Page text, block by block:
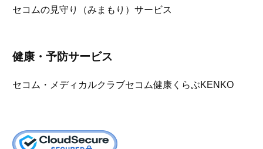
セコムの見守り（みまもり）サービス
健康・予防サービス
セコム・メディカルクラブセコム健康くらぶKENKO